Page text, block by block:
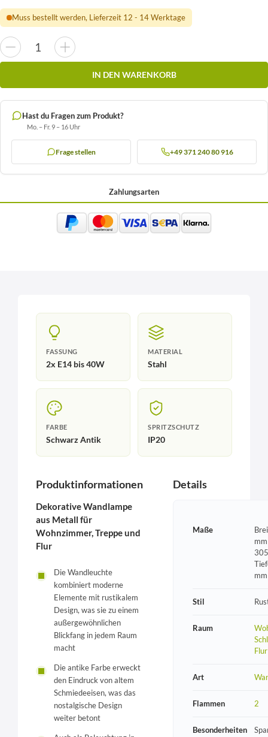
Muss bestellt werden, Lieferzeit 12 - 14 Werktage
IN DEN WARENKORB
Hast du Fragen zum Produkt?
Mo. – Fr. 9 – 16 Uhr
Frage stellen +49 371 240 80 916
Zahlungsarten
FASSUNG
2x E14 bis 40W
MATERIAL
Stahl
FARBE
Schwarz Antik
SPRITZSCHUTZ
IP20
Produktinformationen
Dekorative Wandlampe
aus Metall für
Wohnzimmer, Treppe und
Flur
Die Wandleuchte
kombiniert moderne
Elemente mit rustikalem
Design, was sie zu einem
außergewöhnlichen
Blickfang in jedem Raum
macht
Die antike Farbe erweckt
den Eindruck von altem
Schmiedeeisen, was das
nostalgische Design
weiter betont
Details
Maße
mm
Stil
Raum
Flur
Art
Flammen 2
Besonderheiten